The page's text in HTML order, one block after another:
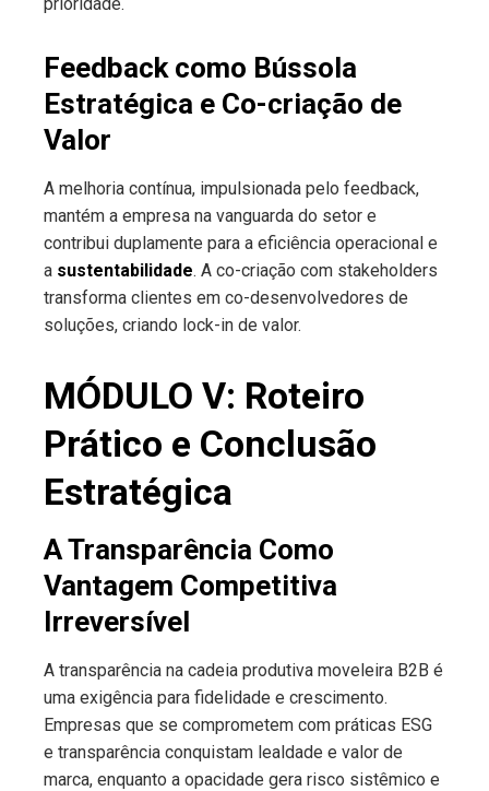
Feedback como Bússola
Estratégica e Co-criação de
Valor
A melhoria contínua, impulsionada pelo feedback,
mantém a empresa na vanguarda do setor e
contribui duplamente para a eficiência operacional e
a sustentabilidade. A co-criação com stakeholders
transforma clientes em co-desenvolvedores de
soluções, criando lock-in de valor.
MÓDULO V: Roteiro
Prático e Conclusão
Estratégica
A Transparência Como
Vantagem Competitiva
Irreversível
A transparência na cadeia produtiva moveleira B2B é
uma exigência para fidelidade e crescimento.
Empresas que se comprometem com práticas ESG
e transparência conquistam lealdade e valor de
marca, enquanto a opacidade gera risco sistêmico e